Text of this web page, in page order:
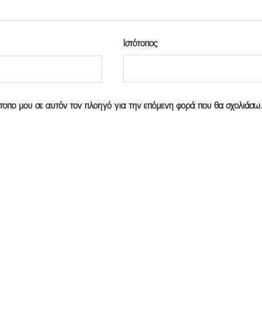
Ιστότοπος
μου σε αυτόν τον πλοηγό για την επόμενη φορά που θα σχολιάσω.